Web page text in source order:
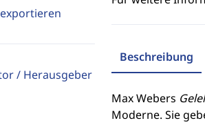
/ Herausgeber
Beschreibung
Max Webers
Moderne. Sie